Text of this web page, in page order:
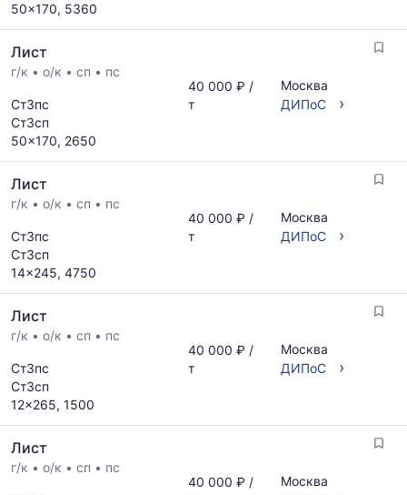
50x170, 5360
Лист
г/к • о/к • сп • пс
Ст3пс
Ст3сп
50x170, 2650
40 000 ₽ /
т
Москва
ДИПоС
›
Лист
г/к • о/к • сп • пс
Ст3пс
Ст3сп
14x245, 4750
40 000 ₽ /
т
Москва
ДИПоС
›
Лист
г/к • о/к • сп • пс
Ст3пс
Ст3сп
12x265, 1500
40 000 ₽ /
т
Москва
ДИПоС
›
Лист
г/к • о/к • сп • пс
40 000 ₽ /
Москва